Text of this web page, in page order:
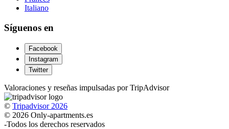
Italiano
Síguenos en
Facebook
Instagram
Twitter
Valoraciones y reseñas impulsadas por TripAdvisor
© Tripadvisor 2026
© 2026 Only-apartments.es
-Todos los derechos reservados